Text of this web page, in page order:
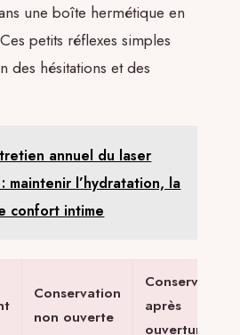
une boîte hermétique en
petits réflexes simples
des hésitations et des
annuel du laser
maintenir l’hydratation, la
confort intime
Conservation
non ouverte
Conservation
après
ouverture